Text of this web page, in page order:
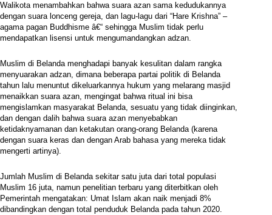
Walikota menambahkan bahwa suara azan sama kedudukannya
dengan suara lonceng gereja, dan lagu-lagu dari “Hare Krishna” –
agama pagan Buddhisme â€“ sehingga Muslim tidak perlu
mendapatkan lisensi untuk mengumandangkan adzan.
Muslim di Belanda menghadapi banyak kesulitan dalam rangka
menyuarakan adzan, dimana beberapa partai politik di Belanda
tahun lalu menuntut dikeluarkannya hukum yang melarang masjid
menaikkan suara azan, mengingat bahwa ritual ini bisa
mengislamkan masyarakat Belanda, sesuatu yang tidak diinginkan,
dan dengan dalih bahwa suara azan menyebabkan
ketidaknyamanan dan ketakutan orang-orang Belanda (karena
dengan suara keras dan dengan Arab bahasa yang mereka tidak
mengerti artinya).
Jumlah Muslim di Belanda sekitar satu juta dari total populasi
Muslim 16 juta, namun penelitian terbaru yang diterbitkan oleh
Pemerintah mengatakan: Umat Islam akan naik menjadi 8%
dibandingkan dengan total penduduk Belanda pada tahun 2020.